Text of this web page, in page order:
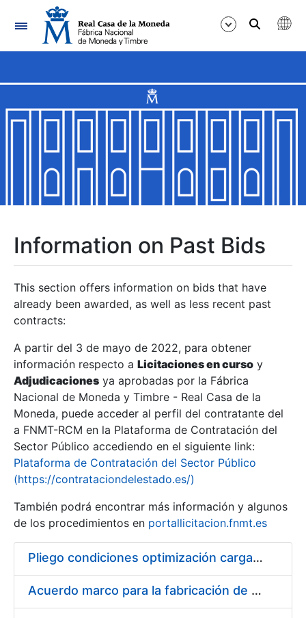
Navigation
Show/Hide
Show/Hide
Show/Hide
Show/Hide
Show/Hide
Show/Hide
Information on Past Bids
This section offers information on bids that have
already been awarded, as well as less recent past
contracts:
A partir del 3 de mayo de 2022, para obtener
información respecto a Licitaciones en curso y
Adjudicaciones ya aprobadas por la Fábrica
Nacional de Moneda y Timbre - Real Casa de la
Moneda, puede acceder al perfil del contratante del
a FNMT-RCM en la Plataforma de Contratación del
Sector Público accediendo en el siguiente link:
Plataforma de Contratación del Sector Público
(https://contrataciondelestado.es/)
También podrá encontrar más información y algunos
de los procedimientos en portallicitacion.fnmt.es
Pliego condiciones optimización cargas compras firmado
Acuerdo marco para la fabricación de piezas